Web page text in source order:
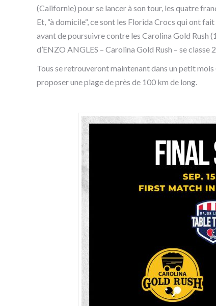
(Californie) pour se lancer à son tour, les quatre
Et, “à domicile“, ce sont les Florida Crocs qui ont
avant de poursuivre contre les Carolina Gold Rush
d’ENZO ANGLES – Carolina Gold Rush – se
Tous se retrouveront maintenant dans un petit
proposer une plage de près de 100 km de long.